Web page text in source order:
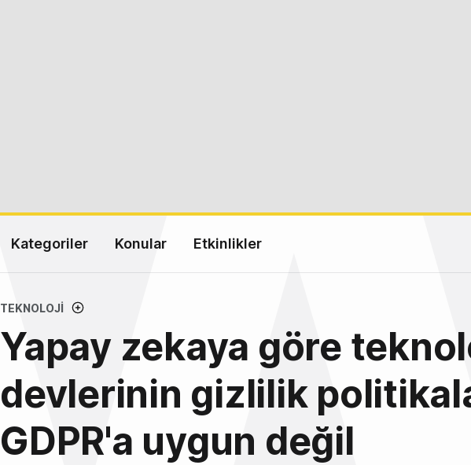
Kategoriler Konular Etkinlikler
TEKNOLOJI
Yapay zekaya göre
devlerinin gizlilik
GDPR'a uygun değil